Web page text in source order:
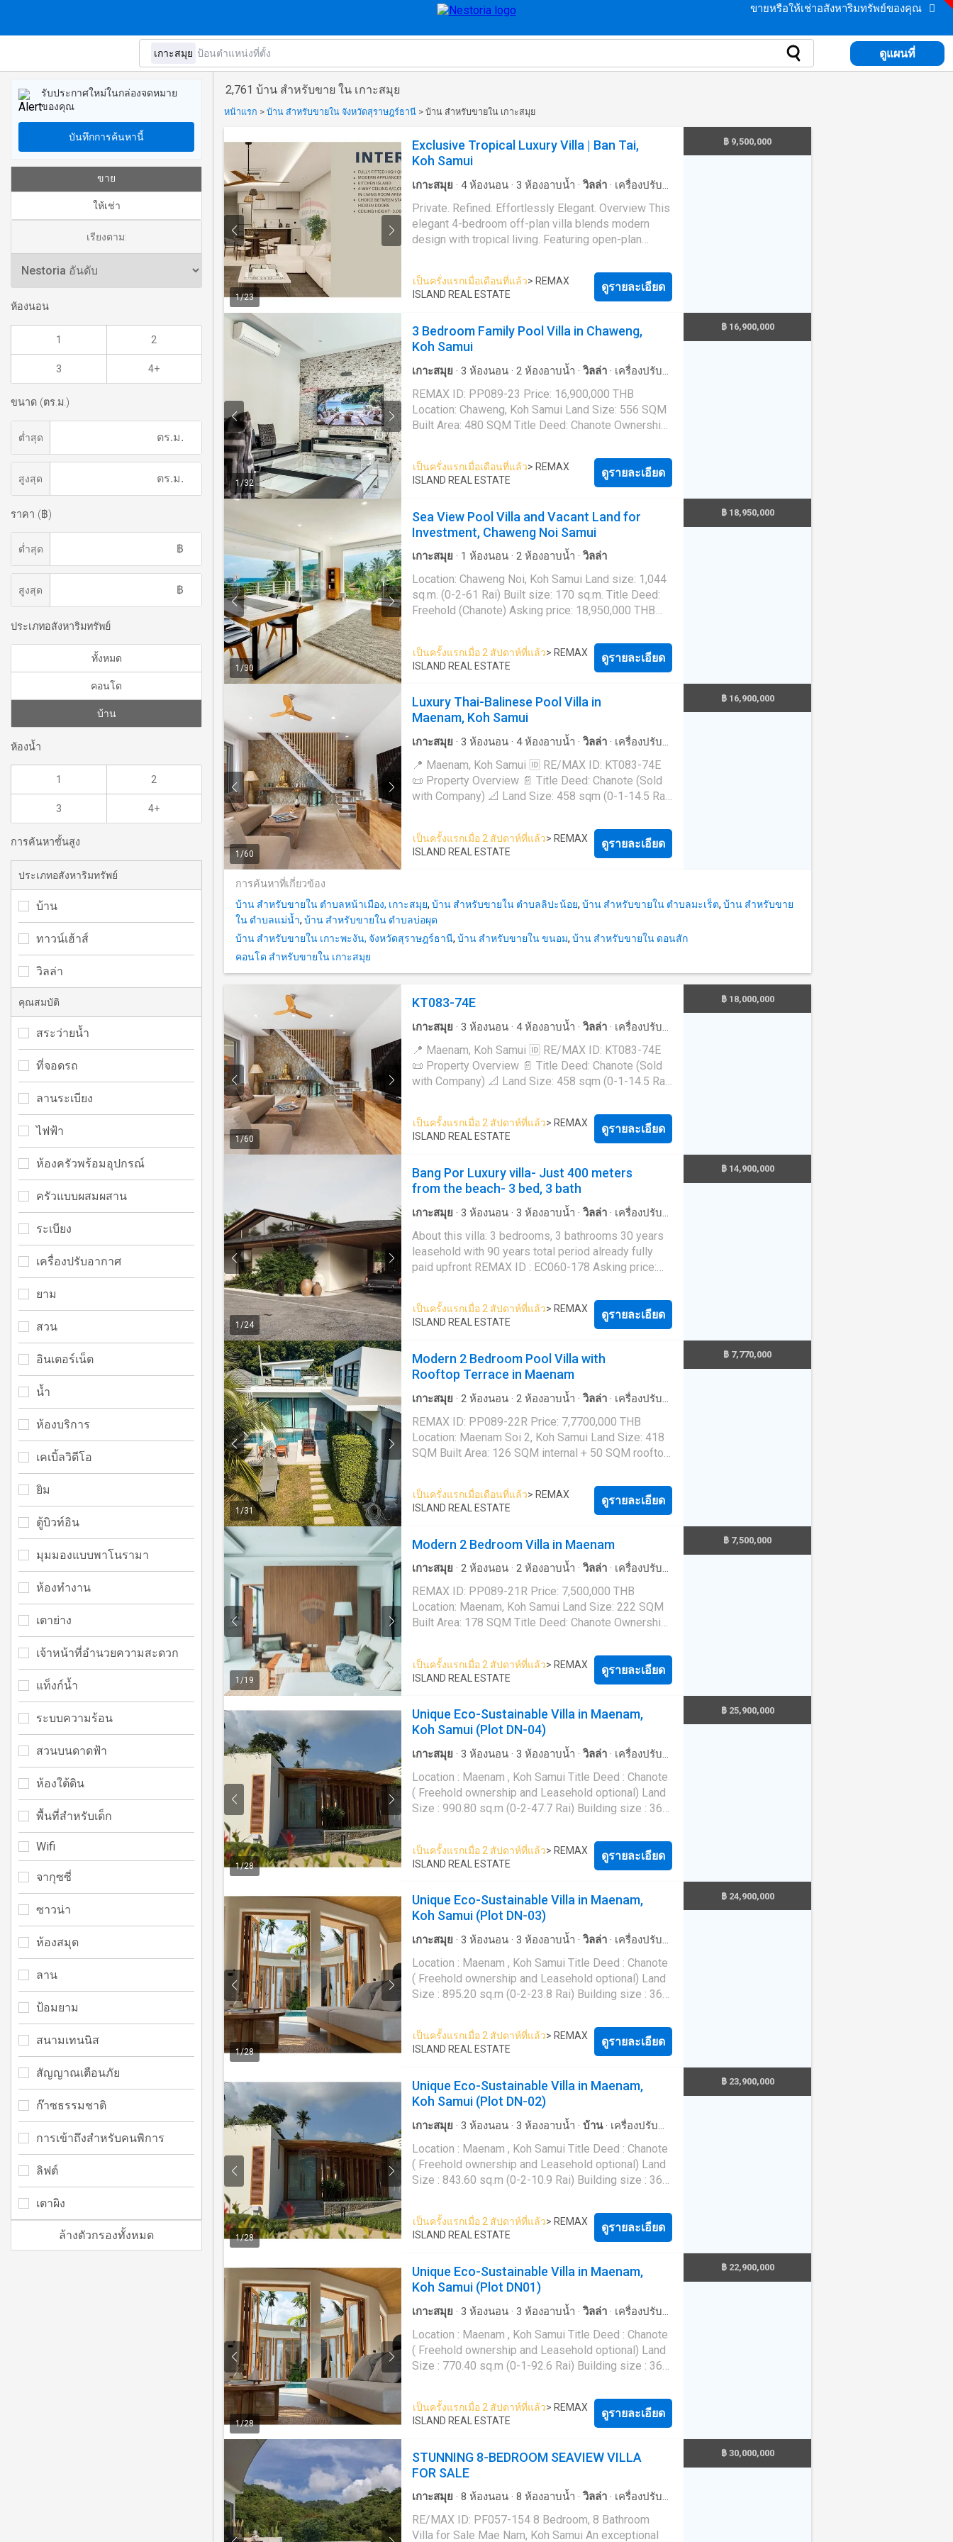
ขายหรือให้เช่าอสังหาริมทรัพย์ของคุณ
ดูแผนที่
2,761 บ้าน สำหรับขาย ใน เกาะสมุย
หน้าแรก > บ้าน สำหรับขายใน จังหวัดสุราษฎร์ธานี > บ้าน สำหรับขายใน เกาะสมุย
1/23
Exclusive Tropical Luxury Villa | Ban Tai,
Koh Samui
เกาะสมุย · 4ห้องนอน · 3 ห้องอาบน้ำ ·วิลล่า · เครื่องปรับ
อากาศ
ครัวแบบผสมผสาน ตู้บิวท์อิน ·ที่จอดรถ
ห้อง
ใต้ดิน·ไฟฟ้า·ห้องครัวพร้อมอุปกรณ์·สระว่ายน้ำ·ลาน
ระเบียง ·น้ำ·Wifi
Private. Refined. Effortlessly Elegant. Overview This
elegant 4-bedroom off-plan villa blends modern
design with tropical living. Featuring open-plan
perfectly suited for both lifestyle buyers and
investors. Set within a serene residential enclave
just minutes from the beach, this property presents
Koh Samui's most desirable up-and-coming areas.
An exceptional opportunity to own a bespoke 4-
bedroom luxury villa in the serene enclave of Ban
Tai, one of Koh Samui's most sought-after hidden
gems. This exclusive development features just 5
private villas, ensuring ultimate privacy and a
boutique living experience. Set only 700 meters
contemporary architecture with tropical
sophistication, creating a seamless indoor-outdoor
lifestyle designed for discerning buyers. Title Deed:
484.99 sqm Built Size: 259 sqm Location: Ban Tai,
Koh Samui RE/MAX ID: KT083-78 Price: 9,500,000
THB (Approx 250,135 Euro/290,795 USD) Villa # I
Property Highlights Boutique development of only 5
villas 4-bedroom modern off-plan design Approx.
700 m to the beach, short walk to main road Fully
fitted high-quality kitchen with island & modern
Optional 4-way ceiling A/C & ceiling fans in living
area Choice of standard timber or hidden doors
Covered terrace with garden views Private sala &
swimming pool Double parking Government
electricity Deep well water Located in the peaceful
north of Koh Samui, Ban Tai offers a relaxed,
quiet beaches, tropical surroundings, and easy
access to local amenities, it's ideal for families,
expats, and investors seeking privacy while staying
เป็นครั่งแรกเมื่อเดือนที่แล้ว> REMAX
ISLAND REAL ESTATE
ดูรายละเอียด
฿ 9,500,000
1/32
3 Bedroom Family Pool Villa in Chaweng,
Koh Samui
เกาะสมุย · 3 ห้องนอน · 2 ห้องอาบน้ำ ·วิลล่า · เครื่องปรับ
อากาศ · ครัวแบบผสมผสาน · ที่จอดรถ· ไฟฟ้า·ห้องครัว
พร้อมอุปกรณ์ ·สระว่ายน้ำ ·ลานระเบียง ·น้ำ
REMAX ID: PP089-23 Price: 16,900,000 THB
Location: Chaweng, Koh Samui Land Size: 556 SQM
Built Area: 480 SQM Title Deed: Chanote Ownership:
located in Chaweng, offering a private and peaceful
setting with convenient access to key amenities.
The property has recently been revamped, making it
villa is arranged over two floors with a total built area
of 480 sqm, set on a 556 sqm land plot. The layout
includes a spacious living area, kitchen, three
bedrooms, and two bathrooms. Recent upgrades
include a new roof installed last year, a newly
constructed swimming pool, new bathrooms, a new
kitchen counter, and updated guttering throughout the
pool, terrace, and landscaped garden, providing
space for relaxation and entertaining. The property
also benefits from mountain views and a quiet
Bedrooms - 2 Bathrooms - 2 Floors - Private
swimming pool (new) - Garden - Terrace / outdoor
living area - Renovated bathrooms - New kitchen
counter - New roof (installed last year) - New
guttering - Secure parking Utilities: - Electricity: 9
THB per unit - Water: Delivered by water truck
(approx. 800 THB per delivery) - Option to install
Beach - International schools - Hospitals - Shopping
centres - Restaurants and cafes - Main road access
เป็นครั่งแรกเมื่อเดือนที่แล้ว> REMAX
ISLAND REAL ESTATE
ดูรายละเอียด
฿ 16,900,000
1 /30
Sea View Pool Villa and Vacant Land for
Investment, Chaweng Noi Samui
เกาะสมุย · 1 ห้องนอน · 2 ห้องอาบน้ำ ·วิลล่า
Location: Chaweng Noi, Koh Samui Land size: 1,044
sq.m. (0-2-61 Rai) Built size: 170 sq.m. Title Deed:
Freehold (Chanote) Asking price: 18,950,000 THB
Chaweng Noi's verdant heart on Koh Samui, where
this exquisite sea view pool villa invites you to bask
in the allure of ocean vistas and the embrace of the
liberating lifestyle, where modernity seamlessly
meets tranquility in this meticulously maintained and
newly furnished haven. The villa boasts a
contemporary kitchen, an enchanting outdoor oasis, a
revitalizing private pool, and sun-drenched loungers.
Elegantly spanning two stories, the residence
unfolds with a bedroom that opens to manicured
Seamlessly blending convenience with bliss, the
property facilitates effortless exploration with its
proximity to the beach, a prestigious golf club,
undisturbed productivity for remote work or crafting
cherished holiday memories, this villa in Samui
emerges as a harmonious sanctuary. Beyond the
investment. Revel in the symphony of nature, relish
the modern luxuries, and seize the opportunity to
invest in the epitome of island living. Features: -
Two-story sea view pool villa with 1 bedroom, and 2
bathrooms - Breathtaking sea view and mountain
view in a peaceful environment - Modern and well-
- Modern kitchen available - Surrounded by lush
gardens and greenery - Spacious terrace - Parking
Water by raining water/ truck supply (10,000L
reserve tanks) - 24-hour CCTV surveillance - No
at 5,800 THB/night net price as on airbnb * Land
size: 1,044 sq.m. (separated into 2 plots as 624
sq.m. for a pool villa plot and 420 sq.m. for a vacant
plot)
เป็นครั้งแรกเมื่อ 2 สัปดาห์ที่แล้ว> REMAX
ISLAND REAL ESTATE
ดูรายละเอียด
฿ 18,950,000
1 /60
Luxury Thai-Balinese Pool Villa in
Maenam, Koh Samui
เกาะสมุย · 3 ห้องนอน · 4ห้องอาบน้ำ ·วิลล่า · เครื่องปรับ
อากาศ
ระเบียง · ที่จอดรถ·ไฟฟ้า · สวน· สระว่ายน้ำ ·
ลานระเบียง· Wifi
📍 Maenam, Koh Samui 🆔 RE/MAX ID: KT083-74E
📜 Property Overview 📄 Title Deed: Chanote (Sold
with Company) 📐 Land Size: 458 sqm (0-1-14.5 Rai)
Bedrooms with En-suite Bathrooms 🛁 Elegant
Master Suite with a Large Bathtub 🏠 Smart Layout:
Style 🍽️ Modern Built-in Kitchen 🏊 Private
Swimming Pool with Relaxing Poolside Sala 🌅
Expansive Upper Terrace for Outdoor Living 🌺
Cameras for Enhanced Security 📍 Convenient
minutes to Santiburi Golf Course 🏥 13 minutes to
Wattanapat Hospital ✈️ 26 minutes to Samui
International Airport 💫 Lifestyle & Investment
Appeal Blending timeless Thai charm with Balinese
holiday retreat, or high-potential rental investment in
one of Koh Samui's most sought-after areas. 📩
request more details.
เป็นครั้งแรกเมื่อ 2 สัปดาห์ที่แล้ว> REMAX
ISLAND REAL ESTATE
ดูรายละเอียด
฿ 16,900,000
การค้นหาที่เกี่ยวข้อง
บ้าน สำหรับขายใน ตำบลหน้าเมือง, เกาะสมุย, บ้าน สำหรับขายใน ตำบลลิปะน้อย, บ้าน สำหรับขายใน ตำบลมะเร็ต, บ้าน สำหรับขาย
ใน ตำบลแม่น้ำ, บ้าน สำหรับขายใน ตำบลบ่อผุด
บ้าน สำหรับขายใน เกาะพะงัน, จังหวัดสุราษฎร์ธานี, บ้าน สำหรับขายใน ขนอม, บ้าน สำหรับขายใน ดอนสัก
คอนโด สำหรับขายใน เกาะสมุย
1 /60
KT083-74E
เกาะสมุย · 3 ห้องนอน · 4ห้องอาบน้ำ ·วิลล่า · เครื่องปรับ
อากาศ
ครัวแบบผสมผสาน· ตู้บิวท์อิน·ที่จอดรถ· ห้อง
ใต้ดิน·ไฟฟ้า ·ห้องครัวพร้อมอุปกรณ์·สวน·อินเตอร์เน็ต
สระว่ายน้ำ·ลานระเบียง· น้ำ·Wifi
📍 Maenam, Koh Samui 🆔 RE/MAX ID: KT083-74E
📜 Property Overview 📄 Title Deed: Chanote (Sold
with Company) 📐 Land Size: 458 sqm (0-1-14.5 Rai)
Highlights 🛏️ 3 Spacious Bedrooms with En-suite
Bathrooms 🛁 Elegant Master Suite with a Large
Bathtub 🏠 Smart Layout: 1 Master bedroom
in Sophisticated Thai-Balinese Style 🍽️ Modern
Built-in Kitchen 🏊 Private Swimming Pool with
Relaxing Poolside Sala 🌅 Expansive Upper Terrace
for Outdoor Living 🌺 Beautifully Landscaped Garden
🚗 Covered Parking for 1 Car and motorbike and 1
outdoor parking 🧺 Dedicated Laundry & Storage
Room 📹 6 CCTV Cameras for Enhanced Security 📍
⛳ 16 minutes to Santiburi Golf Course 🏥 13 minutes
to Wattanapat Hospital ✈️ 26 minutes to Samui
elegance, this villa offers a serene tropical lifestyle
with modern comfort. Ideal as a private residence,
holiday retreat, or high-potential rental investment in
one of Koh Samui's most sought-after areas. 📩
Contact us today to arrange a private viewing or
request more details.
เป็นครั้งแรกเมื่อ 2 สัปดาห์ที่แล้ว> REMAX
ISLAND REAL ESTATE
ดูรายละเอียด
฿ 18,000,000
1 /24
Bang Por Luxury villa- Just 400 meters
from the beach- 3 bed, 3 bath
เกาะสมุย · 3 ห้องนอน · 3 ห้องอาบน้ำ ·วิลล่า · เครื่องปรับ
อากาศ · ครัวแบบผสมผสาน ที่จอดรถ พื้นที่สำหรับเด็ก
ไฟฟ้า·ห้องครัวพร้อมอุปกรณ์·สวน·ยิม ·อินเตอร์เน็ต
สระว่ายน้ำ·น้ำ·Wifi
About this villa: 3 bedrooms, 3 bathrooms 30 years
leasehold with 90 years total period already fully
paid upfront REMAX ID : EC060-178 Asking price:
the whole lease period, payable upfront. No annual
increase in leasehold payments. Land Size: 370
sq.m. Built area: approx 287 sqm Water: 50 THB m3
project build in Maenam, Koh Samui. Located within
400 meters of the peaceful Bang Por beach, and
within 10 minutes of school and amenities, this
gated community provides an ideal living location for
a couple or a family. Within the community itself
there are open public spaces and shared amenities
like a paddle tennis court, kids play area,
area. The villa itself boasts its own courtyard, garden
and private pool. The villa has 3 bedrooms and 3
bathrooms with a total build area of approx 276 sqm.
ample light and space. The villa comes tastefully
furnished with solid wood furniture and a fully
equipped ktichen, and is ready for immediate move-
in or rental.
เป็นครั้งแรกเมื่อ 2 สัปดาห์ที่แล้ว> REMAX
ISLAND REAL ESTATE
ดูรายละเอียด
฿ 14,900,000
1/31
Modern 2 Bedroom Pool Villa with
Rooftop Terrace in Maenam
เกาะสมุย · 2 ห้องนอน · 2 ห้องอาบน้ำ ·วิลล่า · เครื่องปรับ
อากาศ · ครัวแบบผสมผสาน· ที่จอดรถ·ไฟฟ้า ·ห้องครัว
พร้อมอุปกรณ์ ·สวน ·อินเตอร์เน็ต·ยาม · สระว่ายน้ำ ·ลาน
ระเบียง·น้ำ ·Wifi
REMAX ID: PP089-22R Price: 7,7700,000 THB
Location: Maenam Soi 2, Koh Samui Land Size: 418
SQM Built Area: 126 SQM internal + 50 SQM rooftop
villa is located in a quiet and sought-after residential
area of Maenam Soi 2, Koh Samui, offering privacy
local amenities. Completed in March 2021, the villa
is presented in excellent condition as a first-owner
property and is sold fully furnished, ready for
immediate occupancy or rental. The interior features
a bright open-plan layout combining living, dining,
and kitchen areas, designed for comfortable and
includes high-quality built-in appliances such as an
oven, microwave, and dishwasher, with extended
warranties of up to 25 years on selected
modern conveniences including smart TV, washing
machine, air conditioning throughout, hot water
system, and Google Nest security cameras. The villa
offers approximately 125 SQM of internal living
space, complemented by a 50 SQM rooftop terrace
and outdoor patio area. The property sits on a fully
walled plot with a landscaped garden, creating a
metre swimming pool forms the centrepiece of the
outdoor living space. This is a turn-key property
suitable for both residential use and investment. The
approximately 70,000 THB per month, providing
attractive yield potential. Utilities are straightforward
and cost-effective, with government electricity and
metre swimming pool - 50 SQM rooftop terrace -
Landscaped garden with fully walled plot - Open
plan living and dining area - Modern Kvik kitchen with
conditioning throughout - Smart TV and full appliance
package - Google Nest security system - Fully
electricity (PEA) - Well water (approximately 25 THB
per unit) - Water pump and private storage - Internet
connection available Nearby Locations - Maenam
amenities approximately 3 minutes - Oonrak
International School approximately 6 minutes -
Santiburi Golf Course approximately 8 minutes -
Central Festival Samui approximately 18 minutes
เป็นครั่งแรกเมื่อเดือนที่แล้ว> REMAX
ISLAND REAL ESTATE
ดูรายละเอียด
฿ 7,770,000
1/19
Modern 2 Bedroom Villa in Maenam
เกาะสมุย · 2 ห้องนอน · 2 ห้องอาบน้ำ ·วิลล่า · เครื่องปรับ
อากาศ · ระเบียง·ครัวแบบผสมผสาน·ตู้บิวท์อิน ·ที่จอดรถ
· ห้องใต้ดิน·ไฟฟ้า· ห้องครัวพร้อมอุปกรณ์·สวน·
อินเตอร์เน็ต·สระว่ายน้ำ·ลานระเบียง·น้ำ· Wifi
REMAX ID: PP089-21R Price: 7,500,000 THB
Location: Maenam, Koh Samui Land Size: 222 SQM
Built Area: 178 SQM Title Deed: Chanote Ownership:
modern 2 bedroom pool villa is located in a
convenient residential area of Maenam, Koh Samui,
offering a comfortable living environment with easy
in 2020, the villa is designed with a functional open
plan layout combining the living, dining, and kitchen
areas into a bright and practical space. Both
bedrooms include ensuite bathrooms, with an
additional guest toilet for convenience. The outdoor
area is well suited for tropical living, featuring a
private 3 x 7 metre swimming pool, a spacious
space for relaxing or entertaining. The property is
sold fully furnished and is ready to move in or rent
immediately. With government electricity, water
this villa is a straightforward option for both lifestyle
buyers and investors. Key Features - Private 3 x 7
metre swimming pool - Rooftop terrace - Spacious
outdoor terrace - Open plan living and dining area -
Fully equipped kitchen - 2 ensuite bedrooms - Guest
toilet - Air conditioning throughout - Fully furnished -
Private parking - Concrete road access Utilities -
large water storage Nearby Locations - Maenam
Beach approximately 5 minutes - 7-Eleven and local
shops approximately 3 minutes - Oonrak
Fishermans Village approximately 9 minutes -
Central Festival Samui approximately 18 minutes
เป็นครั้งแรกเมื่อ 2 สัปดาห์ที่แล้ว> REMAX
ISLAND REAL ESTATE
ดูรายละเอียด
฿ 7,500,000
1/28
Unique Eco-Sustainable Villa in Maenam,
Koh Samui (Plot DN-04)
เกาะสมุย · 3 ห้องนอน · 3 ห้องอาบน้ำ ·วิลล่า · เครื่องปรับ
อากาศ
ครัวแบบผสมผสาน· ที่จอดรถ ห้องใต้ดิน·
ไฟฟ้า
· ห้องครัวพร้อมอุปกรณ์·อินเตอร์เน็ต·สระว่ายน้ำ· ลาน
ระเบียง·น้ำ·Wifi
Location : Maenam , Koh Samui Title Deed : Chanote
( Freehold ownership and Leasehold optional) Land
Size : 990.80 sq.m (0-2-47.7 Rai) Building size : 364
combines modern design Consider energy-saving
principles Green Living Combine modernity and
living that prioritizes environmental responsibility
and quality of life. inspired by the charm of nature on
Koh Samui, the peaceful and pure natural
atmosphere. The design perfectly adapts to the
climate with meticulous selection of materials and
systems that are sustainable and environmentally
friendly. Suitable for a perfect life with a happy and
bathroom ✅ Central Leaf shaped Pool with salt
water (1.4 meter depth) ✅ Fully furnished and move-
in ready ✅ Spacious living room and modern indoor
reduces the need for air conditioning. ✅ Natural
Light: Large openings maximize daylight and
minimize artificial lighting. ✅ Energy Efficiency: Built
with eco-friendly, energy-saving materials and
systems. ✅ Future Adaptability: Designed to easily
integrate future technologies and environmental
solutions. ✅ Lawn Encircling the Home ✅ Food
reducing the amount of food waste. ✅ Air water
generator. (Produces 16 liters per day, saving water
costs of approximately 54,000 baht per year) ✅ 2
deep well ✅ Solar panels with 10 years guarantee.
Eco-friendly homes that reduce electricity
consumption and environmental impact. (Save
common fee Near by : - 5 minutes to Main road - 8
minutes to Maenam beach - 12 minutes to Bantai
beach - 12 minutes to Santi Buri Country Club - 13
เป็นครั้งแรกเมื่อ 2 สัปดาห์ที่แล้ว> REMAX
ISLAND REAL ESTATE
ดูรายละเอียด
฿ 25,900,000
1/28
Unique Eco-Sustainable Villa in Maenam,
Koh Samui (Plot DN-03)
เกาะสมุย · 3 ห้องนอน · 3 ห้องอาบน้ำ ·วิลล่า · เครื่องปรับ
อากาศ
ครัวแบบผสมผสาน· ห้องใต้ดิน ·ไฟฟ้า ·ห้องครัว
พร้อมอุปกรณ์·อินเตอร์เน็ต· สระว่ายน้ำ·น้ำ·Wifi
Location : Maenam , Koh Samui Title Deed : Chanote
( Freehold ownership and Leasehold optional) Land
Size : 895.20 sq.m (0-2-23.8 Rai) Building size : 364
(Off-Plan) REMAX ID: CD068-89 A house that
combines modern design Consider energy-saving
principles Green Living Combine modernity and
living that prioritizes environmental responsibility
and quality of life. inspired by the charm of nature on
Koh Samui, the peaceful and pure natural
atmosphere. The design perfectly adapts to the
climate with meticulous selection of materials and
systems that are sustainable and environmentally
friendly. Suitable for a perfect life with a happy and
bathroom ✅ Central Leaf shaped Pool with salt
water (1.4 meter depth) ✅ Fully furnished and move-
in ready ✅ Spacious living room and modern indoor
reduces the need for air conditioning. ✅ Natural
Light: Large openings maximize daylight and
minimize artificial lighting. ✅ Energy Efficiency: Built
with eco-friendly, energy-saving materials and
systems. ✅ Future Adaptability: Designed to easily
integrate future technologies and environmental
solutions. ✅ Lawn Encircling the Home ✅ Food
reducing the amount of food waste. ✅ Air water
generator. (Produces 16 liters per day, saving water
costs of approximately 54,000 baht per year) ✅ 2
deep well ✅ Solar panels with 10 years guarantee.
Eco-friendly homes that reduce electricity
consumption and environmental impact. (Save
common fee Near by : - 5 minutes to Main road - 8
เป็นครั้งแรกเมื่อ 2 สัปดาห์ที่แล้ว> REMAX
ISLAND REAL ESTATE
ดูรายละเอียด
฿ 24,900,000
1/28
Unique Eco-Sustainable Villa in Maenam,
Koh Samui (Plot DN-02)
เกาะสมุย · 3 ห้องนอน · 3 ห้องอาบน้ำ · บ้าน · เครื่องปรับ
อากาศ
ห้องใต้ดิน ไฟฟ้า ·ห้องครัวพร้อมอุปกรณ์
อินเตอร์เน็ต ·สระว่ายน้ำ·น้ำ ·Wifi
Location : Maenam , Koh Samui Title Deed : Chanote
( Freehold ownership and Leasehold optional) Land
Size : 843.60 sq.m (0-2-10.9 Rai) Building size : 364
combines modern design Consider energy-saving
principles Green Living Combine modernity and
living that prioritizes environmental responsibility
and quality of life. inspired by the charm of nature on
Koh Samui, the peaceful and pure natural
atmosphere. The design perfectly adapts to the
climate with meticulous selection of materials and
systems that are sustainable and environmentally
friendly. Suitable for a perfect life with a happy and
bathroom ✅ Central Leaf shaped Pool with salt
water (1.4 meter depth) ✅ Fully furnished and move-
in ready ✅ Spacious living room and modern indoor
reduces the need for air conditioning. ✅ Natural
Light: Large openings maximize daylight and
minimize artificial lighting. ✅ Energy Efficiency: Built
with eco-friendly, energy-saving materials and
systems. ✅ Future Adaptability: Designed to easily
integrate future technologies and environmental
เป็นครั้งแรกเมื่อ 2 สัปดาห์ที่แล้ว> REMAX
ISLAND REAL ESTATE
ดูรายละเอียด
฿ 23,900,000
1/28
Unique Eco-Sustainable Villa in Maenam,
Koh Samui (Plot DN01)
เกาะสมุย · 3 ห้องนอน · 3 ห้องอาบน้ำ ·วิลล่า · เครื่องปรับ
อากาศ
ครัวแบบผสมผสาน· ตู้บิวท์อิน ห้องใต้ดิน
ไฟฟ้า
· ห้องครัวพร้อมอุปกรณ์ ·อินเตอร์เน็ต ·สระว่ายน้ำ· น้ำ·
Wifi
Location : Maenam , Koh Samui Title Deed : Chanote
( Freehold ownership and Leasehold optional) Land
Size : 770.40 sq.m (0-1-92.6 Rai) Building size : 364
modern design Consider energy-saving principles
Green Living Combine modernity and luxury, unique
prioritizes environmental responsibility and quality
of life. inspired by the charm of nature on Koh Samui,
the peaceful and pure natural atmosphere. The
design perfectly adapts to the climate with
meticulous selection of materials and systems that
are sustainable and environmentally friendly.
เป็นครั้งแรกเมื่อ 2 สัปดาห์ที่แล้ว> REMAX
ISLAND REAL ESTATE
ดูรายละเอียด
฿ 22,900,000
STUNNING 8-BEDROOM SEAVIEW VILLA
FOR SALE
เกาะสมุย · 8 ห้องนอน · 8 ห้องอาบน้ำ ·วิลล่า · เครื่องปรับ
อากาศ·ระเบียง·ครัวแบบผสมผสาน ตู้บิวท์อิน
·ห้องใต้ดิน·ไฟฟ้า·ห้องครัวพร้อมอุปกรณ์·สวน·ระบบ
RE/MAX ID: PF057-154 8 Bedroom, 8 Bathroom
Villa for Sale Mae Nam, Koh Samui An exceptional
฿ 30,000,000
รับประกาศใหม่ในกล่องจดหมาย
ของคุณ
บันทึกการค้นหานี้
ขาย
ให้เช่า
เรียงตาม:
ห้องนอน
1 2
3 4+
ขนาด (ตร.ม.)
ต่ำสุด
สูงสุด
ราคา (฿)
ต่ำสุด
สูงสุด
ประเภทอสังหาริมทรัพย์
ทั้งหมด
คอนโด
บ้าน
ห้องน้ำ
1 2
3 4+
การค้นหาขั้นสูง
ประเภทอสังหาริมทรัพย์
บ้าน
ทาวน์เฮ้าส์
วิลล่า
คุณสมบัติ
สระว่ายน้ำ
ที่จอดรถ
ลานระเบียง
ไฟฟ้า
ห้องครัวพร้อมอุปกรณ์
ครัวแบบผสมผสาน
ระเบียง
เครื่องปรับอากาศ
ยาม
สวน
อินเตอร์เน็ต
น้ำ
ห้องบริการ
เคเบิ้ลวิดีโอ
ยิม
ตู้บิวท์อิน
มุมมองแบบพาโนรามา
ห้องทำงาน
เตาย่าง
เจ้าหน้าที่อำนวยความสะดวก
แท็งก์น้ำ
ระบบความร้อน
สวนบนดาดฟ้า
ห้องใต้ดิน
พื้นที่สำหรับเด็ก
Wifi
จากุซซี่
ซาวน่า
ห้องสมุด
ลาน
ป้อมยาม
สนามเทนนิส
สัญญาณเตือนภัย
ก๊าซธรรมชาติ
การเข้าถึงสำหรับคนพิการ
ลิฟต์
เตาผิง
ล้างตัวกรองทั้งหมด